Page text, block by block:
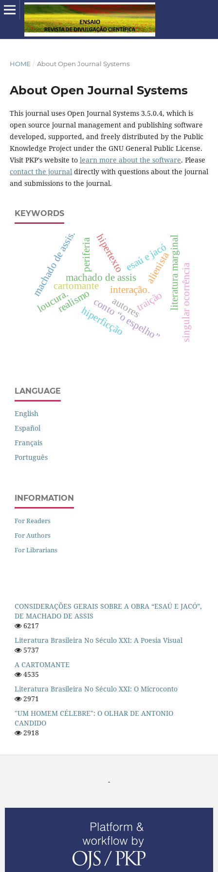
HOME / About Open Journal Systems
About Open Journal Systems
This journal uses Open Journal Systems 3.5.0.4, which is
open source journal management and publishing software
developed, supported, and freely distributed by the Public
Knowledge Project under the GNU General Public License.
Visit PKP's website to learn more about the software. Please
contact the journaldirectly with questions about the journal
and submissions to the journal.
KEYWORDS
realismo
machado de assis
esaú e jacóliteratura marginal
autores
periferia
cartomante
traição
machado de assis.
conto “o espelho”
hiperficção
hipertexto
interação.
loucura. singular ocorrência
alienista
LANGUAGE
English
Español
Français
Português
INFORMATION
For Readers
For Authors
For Librarians
CONSIDERAÇÕES GERAIS SOBRE A OBRA “ESAÚ E JACÓ”,
DE MACHADO DE ASSIS
6217
Literatura Brasileira No Século XXI: A Poesia Visual
5737
A CARTOMANTE
4535
Literatura Brasileira No Século XXI: O Microconto
2971
"UM HOMEM CÉLEBRE": O OLHAR DE ANTONIO
CANDIDO
2918
-